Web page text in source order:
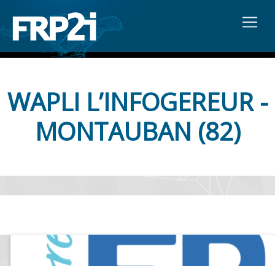
WAPLI L’INFOGEREUR -
MONTAUBAN (82)